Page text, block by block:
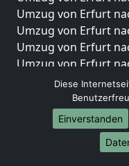
Umzug von Erfurt
Umzug von Erfurt
Umzug von Erfurt
Umzug von Erfurt
Umzug von Erfurt
Umzug von Erfurt
Umzug von Erfurt
Umzug von Erfurt
Umzüge-
Diese
Einverstanden